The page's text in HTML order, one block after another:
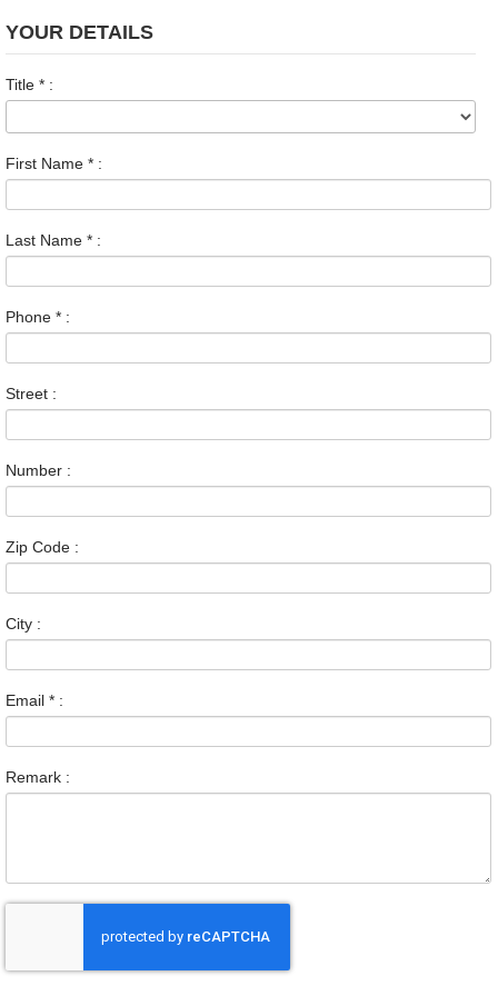
YOUR DETAILS
Title * :
First Name * :
Last Name * :
Phone * :
Street :
Number :
Zip Code :
City :
Email * :
Remark :